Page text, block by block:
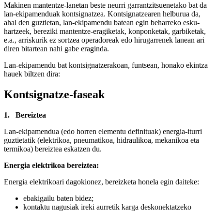
Makinen mantentze-lanetan beste neurri garrantzitsuenetako bat da
lan-ekipamenduak kontsignatzea. Kontsignatzearen helburua da,
ahal den guztietan, lan-ekipamendu batean egin beharreko esku-
hartzeek, bereziki mantentze-eragiketak, konponketak, garbiketak,
e.a., arriskurik ez sortzea operadoreak edo hirugarrenek lanean ari
diren bitartean nahi gabe eraginda.
Lan-ekipamendu bat kontsignatzerakoan, funtsean, honako ekintza
hauek biltzen dira:
Kontsignatze-faseak
1. Bereiztea
Lan-ekipamendua (edo horren elementu definituak) energia-iturri
guztietatik (elektrikoa, pneumatikoa, hidraulikoa, mekanikoa eta
termikoa) bereiztea eskatzen du.
Energia elektrikoa bereiztea:
Energia elektrikoari dagokionez, bereizketa honela egin daiteke:
ebakigailu baten bidez;
kontaktu nagusiak ireki aurretik karga deskonektatzeko